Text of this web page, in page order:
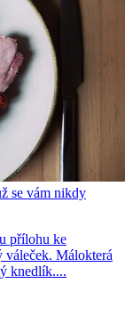
se vám nikdy
přílohu ke
váleček. Málokterá
knedlík....